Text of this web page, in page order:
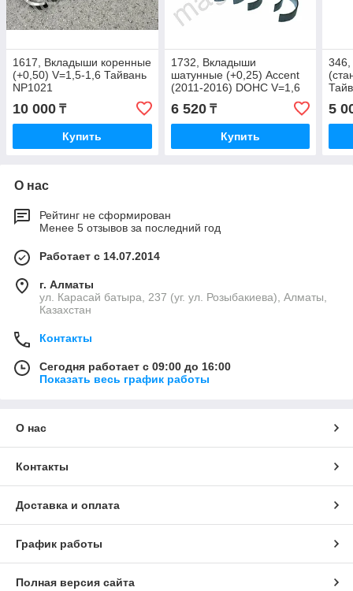
1617, Вкладыши коренные
(+0,50) V=1,5-1,6 Тайвань
NP1021
10 000 ₸
Купить
1732, Вкладыши
шатунные (+0,25) Accent
(2011-2016) DOHC V=1,6
MOBIS 23060-2B911
6 520₸
Купить
5
О нас
Рейтинг не сформирован
Менее 5 отзывов за последний год
Работает с 14.07.2014
г. Алматы
ул. Карасай батыра, 237 (уг. ул. Розыбакиева), Алматы,
Казахстан
Контакты
Сегодня работает с 09:00 до 16:00
Показать весь график работы
О нас
Контакты
Доставка и оплата
График работы
Полная версия сайта